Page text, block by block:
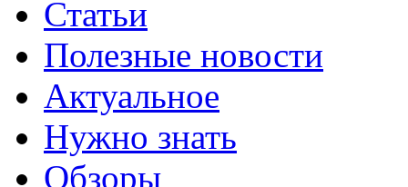
Статьи
Полезные новости
Актуальное
Нужно знать
Обзоры